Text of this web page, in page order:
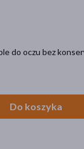
do oczu bez
Do koszyka
Oviso
Junior(1)